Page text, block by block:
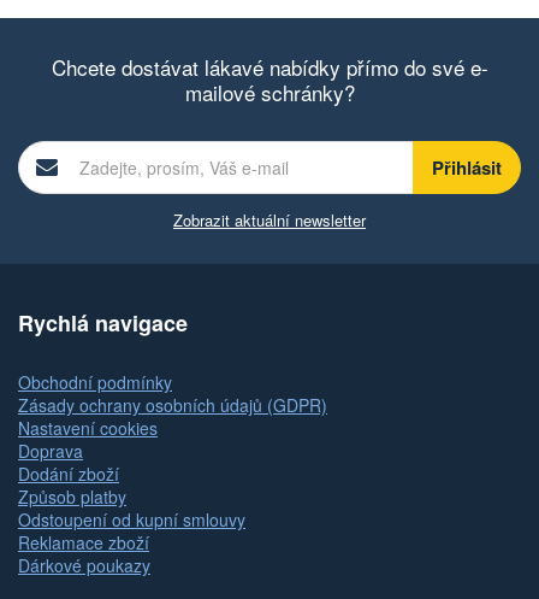
Chcete dostávat lákavé nabídky přímo do své e-
mailové schránky?
Zobrazit aktuální newsletter
Rychlá navigace
Obchodní podmínky
Zásady ochrany osobních údajů (GDPR)
Nastavení cookies
Doprava
Dodání zboží
Způsob platby
Odstoupení od kupní smlouvy
Reklamace zboží
Dárkové poukazy